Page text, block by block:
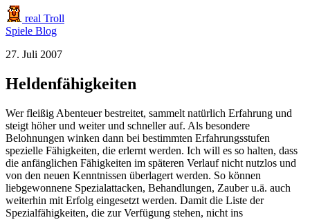
real Troll
Spiele Blog
27. Juli 2007
Heldenfähigkeiten
Wer fleißig Abenteuer bestreitet, sammelt natürlich Erfahrung und
steigt höher und weiter und schneller auf. Als besondere
Belohnungen winken dann bei bestimmten Erfahrungsstufen
spezielle Fähigkeiten, die erlernt werden. Ich will es so halten, dass
die anfänglichen Fähigkeiten im späteren Verlauf nicht nutzlos und
von den neuen Kenntnissen überlagert werden. So können
liebgewonnene Spezialattacken, Behandlungen, Zauber u.ä. auch
weiterhin mit Erfolg eingesetzt werden. Damit die Liste der
Spezialfähigkeiten, die zur Verfügung stehen, nicht ins